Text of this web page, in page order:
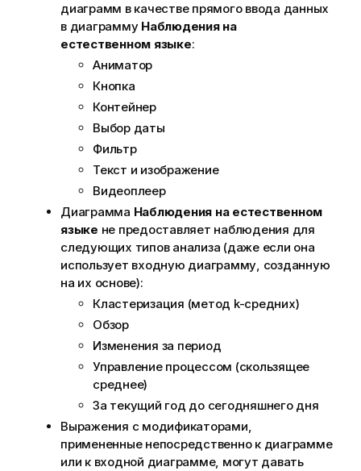
диаграмм в качестве прямого ввода данных
в диаграмму Наблюдения на
естественном языке:
Аниматор
Кнопка
Контейнер
Выбор даты
Фильтр
Текст и изображение
Видеоплеер
Диаграмма Наблюдения на естественном
языке не предоставляет наблюдения для
следующих типов анализа (даже если она
использует входную диаграмму, созданную
на их основе):
Кластеризация (метод k-средних)
Обзор
Изменения за период
Управление процессом (скользящее
среднее)
За текущий год до сегодняшнего дня
Выражения с модификаторами,
примененные непосредственно к диаграмме
или к входной диаграмме, могут давать